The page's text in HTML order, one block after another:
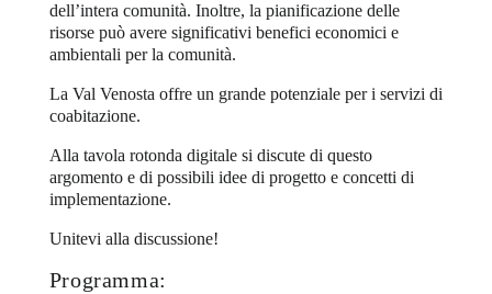
dell’intera comunità. Inoltre, la pianificazione delle
risorse può avere significativi benefici economici e
ambientali per la comunità.
La Val Venosta offre un grande potenziale per i servizi di
coabitazione.
Alla tavola rotonda digitale si discute di questo
argomento e di possibili idee di progetto e concetti di
implementazione.
Unitevi alla discussione!
Programma: